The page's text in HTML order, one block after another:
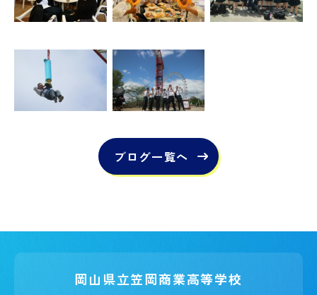
ブログ一覧へ
岡山県立笠岡商業高等学校